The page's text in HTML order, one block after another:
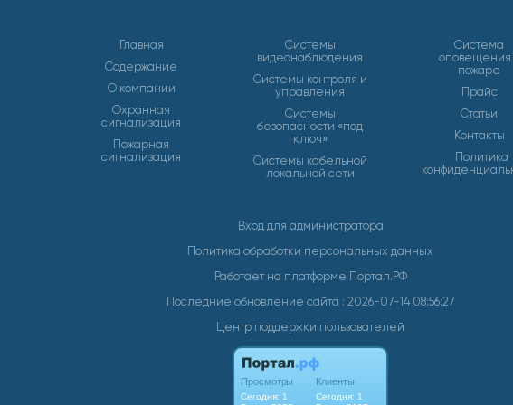
Главная
Содержание
О компании
Охранная
сигнализация
Пожарная
сигнализация
Системы
видеонаблюдения
Системы контроля и
управления
Системы
безопасности «под
ключ»
Системы кабельной
локальной сети
Система
оповещения
пожаре
Прайс
Статьи
Контакты
Политика
Вход для администратора
Политика обработки персональных данных
Работает на платформе Портал.РФ
Последние обновление сайта : 2026-07-14 08:56:27
Центр поддержки пользователей